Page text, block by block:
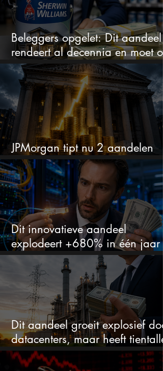
Beleggers opgelet: Dit aandeel
rendeert al decennia en moet op
je watchlist staan!
JPMorgan tipt nu 2 aandelen
voor augustus
Dit innovatieve aandeel
explodeert +680% in één jaar
en blijft maar stijgen
Dit aandeel groeit explosief
datacenters, maar heeft
miljarden nodig